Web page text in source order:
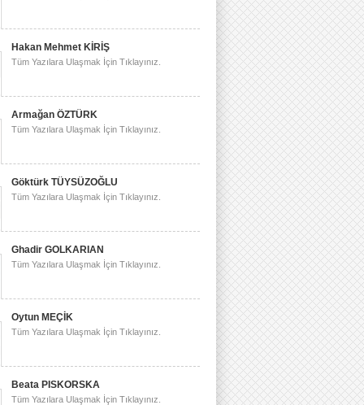
Hakan Mehmet KİRİŞ
Tüm Yazılara Ulaşmak İçin Tıklayınız.
Armağan ÖZTÜRK
Tüm Yazılara Ulaşmak İçin Tıklayınız.
Göktürk TÜYSÜZOĞLU
Tüm Yazılara Ulaşmak İçin Tıklayınız.
Ghadir GOLKARIAN
Tüm Yazılara Ulaşmak İçin Tıklayınız.
Oytun MEÇİK
Tüm Yazılara Ulaşmak İçin Tıklayınız.
Beata PISKORSKA
Tüm Yazılara Ulaşmak İçin Tıklayınız.